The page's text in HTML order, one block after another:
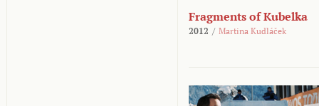
Fragments of Kubelka
2012 / Martina Kudláček